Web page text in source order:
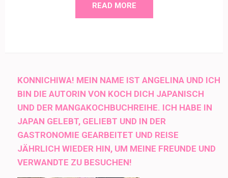
READ MORE
KONNICHIWA! MEIN NAME IST ANGELINA UND ICH
BIN DIE AUTORIN VON KOCH DICH JAPANISCH
UND DER MANGAKOCHBUCHREIHE. ICH HABE IN
JAPAN GELEBT, GELIEBT UND IN DER
GASTRONOMIE GEARBEITET UND REISE
JÄHRLICH WIEDER HIN, UM MEINE FREUNDE UND
VERWANDTE ZU BESUCHEN!